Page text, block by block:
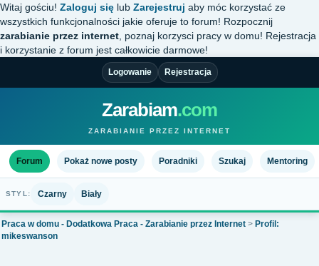
Witaj gościu! Zaloguj się lub Zarejestruj aby móc korzystać ze
wszystkich funkcjonalności jakie oferuje to forum! Rozpocznij
zarabianie przez internet , poznaj korzysci pracy w domu! Rejestracja
i korzystanie z forum jest całkowicie darmowe!
Logowanie Rejestracja
Zarabiam.com
ZARABIANIE PRZEZ INTERNET
Forum Pokaż nowe posty Poradniki Szukaj Mentoring
STYL: Czarny Biały
Praca w domu - Dodatkowa Praca - Zarabianie przez Internet > Profil:
mikeswanson